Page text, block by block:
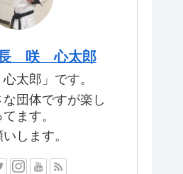
長 咲 心太郎
太郎」です。
な団体ですが楽し
ます。
します。